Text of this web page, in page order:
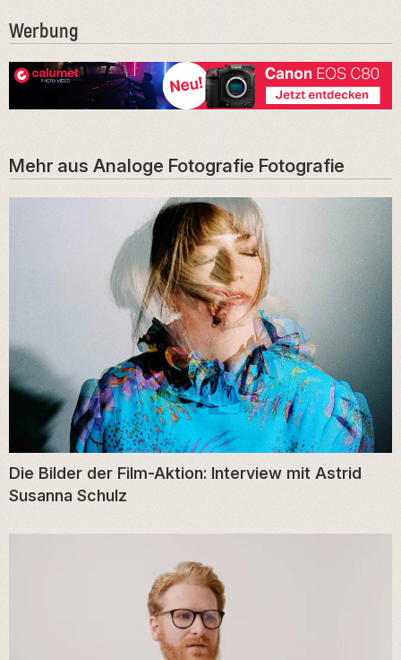
Werbung
Mehr aus Analoge Fotografie Fotografie
Die Bilder der Film-Aktion: Interview mit Astrid
Susanna Schulz